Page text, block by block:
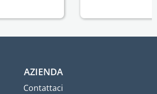
AZIENDA
Contattaci